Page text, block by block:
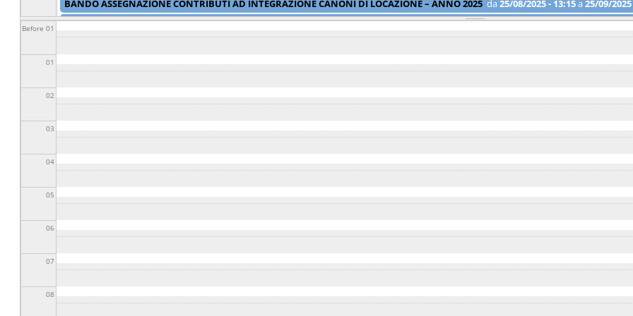
BANDO ASSEGNAZIONE CONTRIBUTI AD INTEGRAZIONE CANONI DI LOCAZIONE – ANNO 2025 da 25/08/2025 - 13:15a 25/09/2025
CONTRIBUTO SPESE DI TRASPORTO PER STUDENTI DELLE SCUOLE SUPERIORI A.S. 2024/2025 - GRADUATORIA DEGLI AMMESSI A
CONVOCAZIONE DEL CONSIGLIO COMUNALE da04/09/2025 - 10:15a10/09/2025 - 00:00
Before 01
01
02
03
04
05
06
07
08